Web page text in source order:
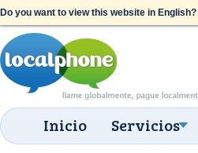
Do you want to view this website in English?
Inicio Servicios